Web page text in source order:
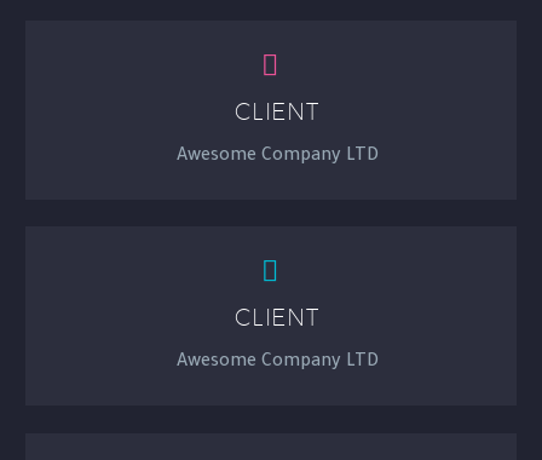


CLIENT
Awesome Company LTD


CLIENT
Awesome Company LTD